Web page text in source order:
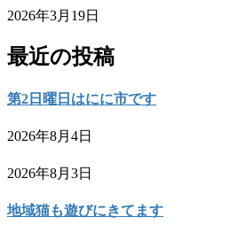
2026年3月19日
最近の投稿
第2日曜日はにに市です
2026年8月4日
2026年8月3日
地域猫も遊びにきてます